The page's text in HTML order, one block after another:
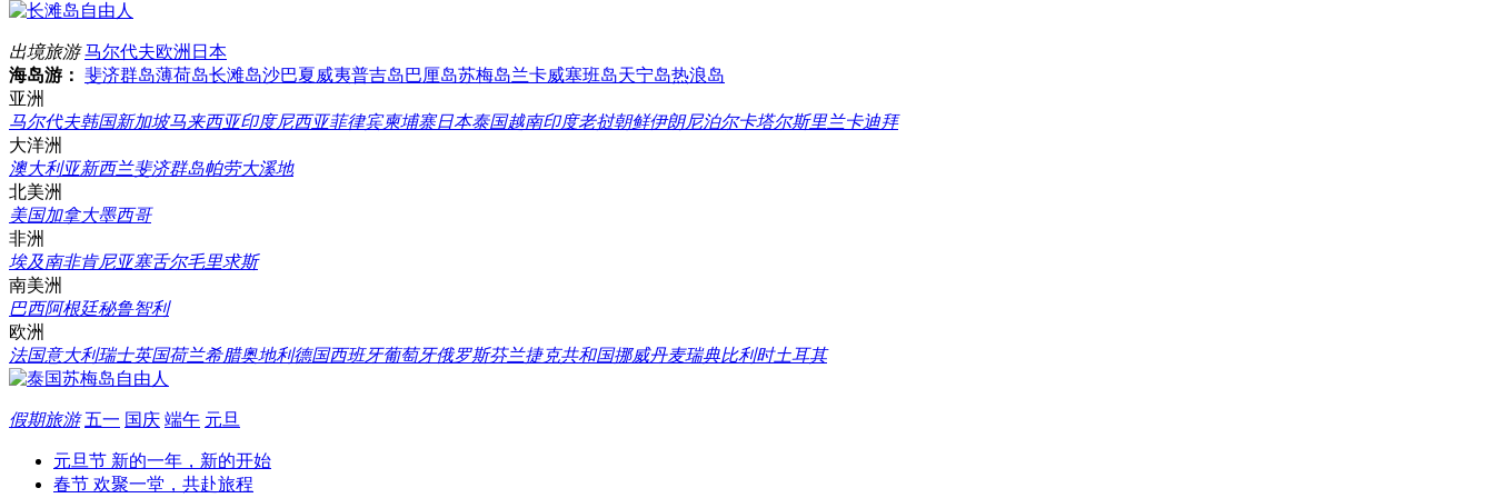
出境旅游 马尔代夫欧洲 日本
海岛游： 斐济群岛薄荷岛长滩岛沙巴夏威夷普吉岛巴厘岛苏梅岛兰卡威塞班岛天宁岛热浪岛
亚洲
马尔代夫韩国新加坡马来西亚印度尼西亚菲律宾柬埔寨日本泰国越南印度老挝朝鲜伊朗尼泊尔卡塔尔斯里兰卡迪拜
大洋洲
澳大利亚新西兰斐济群岛帕劳大溪地
北美洲
美国加拿大墨西哥
非洲
埃及南非肯尼亚塞舌尔毛里求斯
南美洲
巴西阿根廷秘鲁智利
欧洲
法国意大利瑞士英国荷兰希腊奥地利德国西班牙葡萄牙俄罗斯芬兰捷克共和国挪威丹麦瑞典比利时土耳其
假期旅游 五一 国庆 端午 元旦
元旦节 新的一年，新的开始
春节 欢聚一堂，共赴旅程